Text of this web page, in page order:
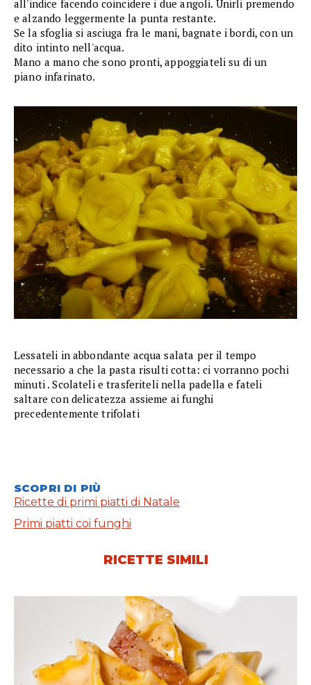
all'indice facendo coincidere i due angoli. Unirli premendo
e alzando leggermente la punta restante.
Se la sfoglia si asciuga fra le mani, bagnate i bordi, con un
dito intinto nell'acqua.
Mano a mano che sono pronti, appoggiateli su di un
piano infarinato.
Lessateli in abbondante acqua salata per il tempo
necessario a che la pasta risulti cotta: ci vorranno pochi
minuti . Scolateli e trasferiteli nella padella e fateli
saltare con delicatezza assieme ai funghi
precedentemente trifolati
SCOPRI DI PIÙ
Ricette di primi piatti di Natale
Primi piatti coi funghi
RICETTE SIMILI